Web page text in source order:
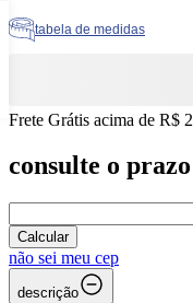
tabela de medidas
Frete Grátis acima de R$
consulte o
Calcular
não sei meu cep
descrição